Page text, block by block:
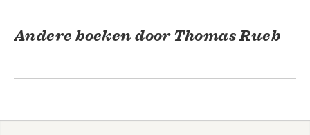
Andere boeken door Thomas Rueb